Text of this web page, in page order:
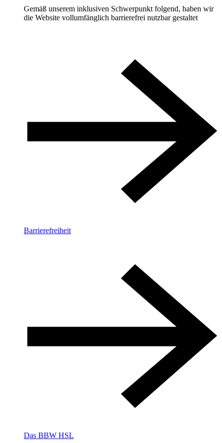
Gemäß unserem inklusiven Schwerpunkt folgend, haben wir
die Website vollumfänglich barrierefrei nutzbar gestaltet
Barrierefreiheit
Das BBW HSL